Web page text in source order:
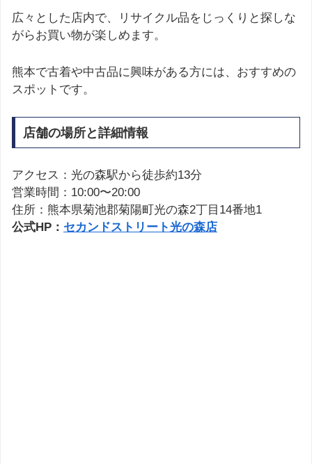
広々とした店内で、リサイクル品をじっくりと探しな
がらお買い物が楽しめます。
熊本で古着や中古品に興味がある方には、おすすめの
スポットです。
店舗の場所と詳細情報
アクセス：光の森駅から徒歩約13分
営業時間：10:00〜20:00
住所：熊本県菊池郡菊陽町光の森2丁目14番地1
公式HP： セカンドストリート光の森店